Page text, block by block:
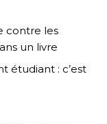
contre les
un livre
étudiant : c’est